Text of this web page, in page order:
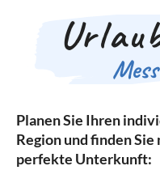
Planen Sie Ihren
Region und finden
perfekte Unterkunft: